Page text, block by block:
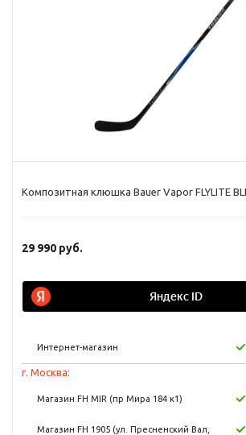
Композитная клюшка Bauer Vapor FLYLITE
29 990 руб.
Интернет-магазин
г. Москва:
Магазин FH MIR (пр Мира 184 к1)
Магазин FH 1905 (ул. Пресненский Вал,